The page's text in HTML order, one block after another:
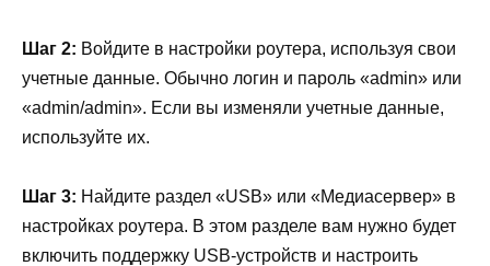
Шаг 2: Войдите в настройки роутера, используя свои
учетные данные. Обычно логин и пароль «admin» или
«admin/admin». Если вы изменяли учетные данные,
используйте их.
Шаг 3: Найдите раздел «USB» или «Медиасервер» в
настройках роутера. В этом разделе вам нужно будет
включить поддержку USB-устройств и настроить